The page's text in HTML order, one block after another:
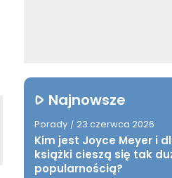
Najnowsze
Porady / 23 czerwca 2026
Kim jest Joyce Meyer i
książki cieszą się tak
popularnością?